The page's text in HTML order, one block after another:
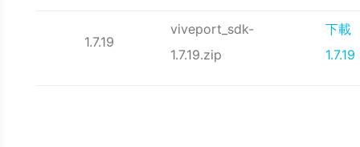
1.7.19
viveport_sdk-
1.7.19.zip
下載
1.7.19